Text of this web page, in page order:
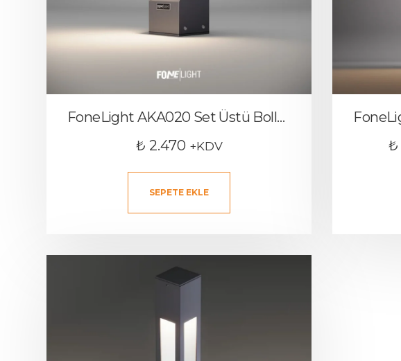
FoneLight AKA020 Set Üstü Bollard Armatür 35cm
₺ 2.470 +KDV
SEPETE EKLE
₺